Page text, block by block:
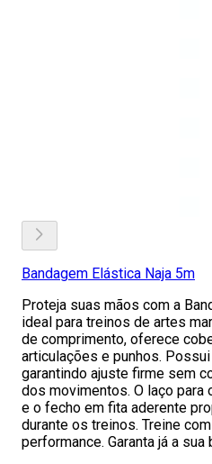
Bandagem Elástica Naja 5m
Proteja suas mãos com a
ideal para treinos de artes
de comprimento, oferece
articulações e punhos.
garantindo ajuste firme sem
dos movimentos. O laço
e o fecho em fita aderente
durante os treinos. Treine
performance. Garanta já a sua